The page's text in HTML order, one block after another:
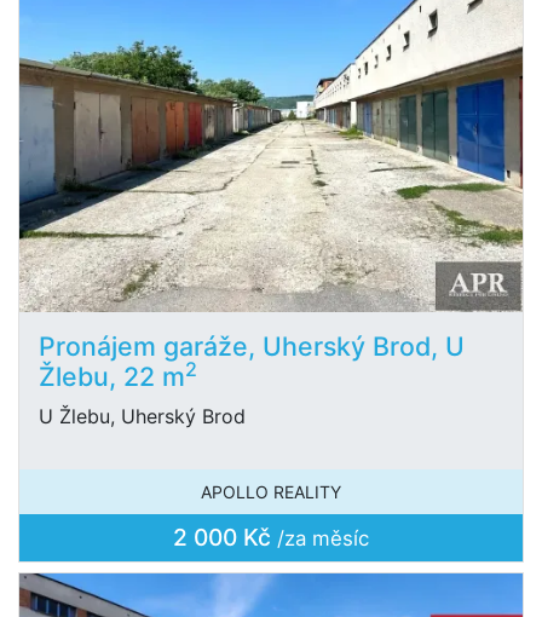
Pronájem garáže, Uherský Brod, U
Žlebu, 22 m2
U Žlebu, Uherský Brod
APOLLO REALITY
2 000 Kč /za měsíc